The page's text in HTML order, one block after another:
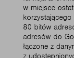
w miejsce
80 bitów
adresów do
łączone z
z